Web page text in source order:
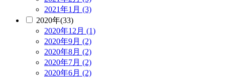
2021年1月 (3)
2020年(33)
2020年12月 (1)
2020年9月 (2)
2020年8月 (2)
2020年7月 (2)
2020年6月 (2)